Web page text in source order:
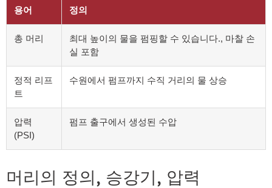
용어 정의
총 머리
최대 높이의 물을 펌핑할 수 있습니다., 마찰 손
실 포함
정적 리프
트
수원에서 펌프까지 수직 거리의 물 상승
압력
(PSI)
펌프 출구에서 생성된 수압
머리의 정의, 승강기, 압력